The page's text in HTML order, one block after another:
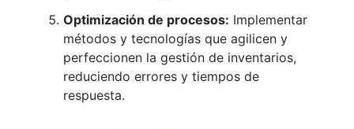
Optimización de procesos: Implementar
métodos y tecnologías que agilicen y
perfeccionen la gestión de inventarios,
reduciendo errores y tiempos de
respuesta.